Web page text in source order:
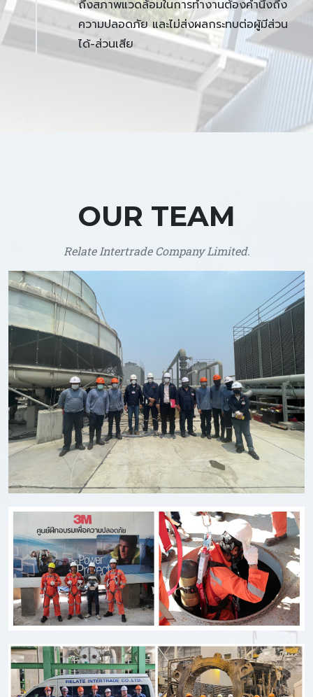
ถึงสภาพแวดล้อมในการทำงานต้องคำนึงถึง
ความปลอดภัย และไม่ส่งผลกระทบต่อผู้มีส่วน
ได้-ส่วนเสีย
OUR TEAM
Relate Intertrade Company Limited.